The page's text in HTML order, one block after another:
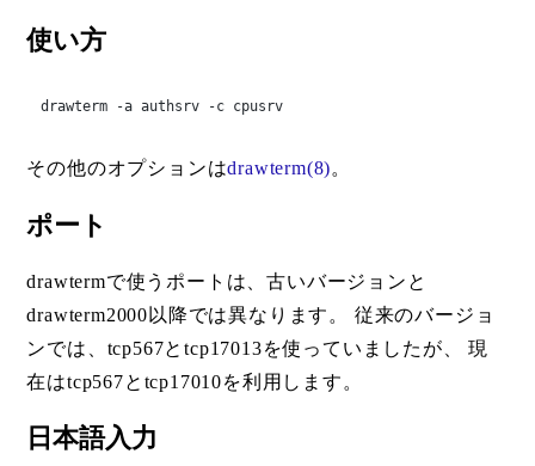
使い方
drawterm -a authsrv -c cpusrv
その他のオプションはdrawterm(8)。
ポート
drawtermで使うポートは、古いバージョンと
drawterm2000以降では異なります。 従来のバージョ
ンでは、tcp567とtcp17013を使っていましたが、 現
在はtcp567とtcp17010を利用します。
日本語入力